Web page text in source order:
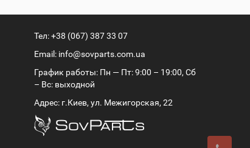
Тел:+38 (067) 387 33 07
Email: info@sovparts.com.ua
График работы: Пн — Пт: 9:00 – 19:00, Сб
– Вс: выходной
Адрес: г.Киев, ул. Межигорская, 22